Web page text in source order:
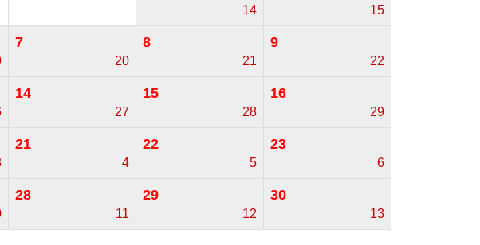
14 15
7
20
8
21
9
22
14
27
15
28
16
29
21
4
22
5
23
6
28
11
29
12
30
13